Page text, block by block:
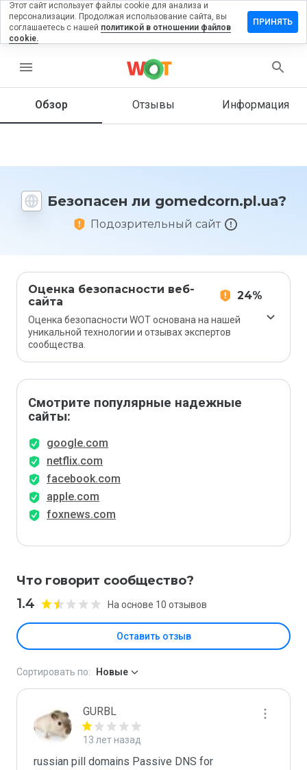
menu
Обзор Отзывы Информация
Безопасен ли gomedcorn.pl.ua?
Подозрительный сайт
Оценка безопасности веб-
сайта
24%
Оценка безопасности WOT основана на нашей
уникальной технологии и отзывах экспертов
сообщества.
Смотрите популярные надежные
сайты:
google.com
netflix.com
facebook.com
apple.com
foxnews.com
Что говорит сообщество?
1.4 На основе 10 отзывов
Оставить отзыв
на
Как бы
этот
1 до 5?
Сортировать по: Новые
GURBL
13 лет назад
russian pill domains Passive DNS for
Этот сайт использует файлы cookie для анализа и
персонализации. Продолжая использование сайта, вы
соглашаетесь с нашей политикой в отношении файлов
cookie.
ПРИНЯТЬ